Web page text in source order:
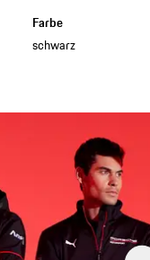
Farbe
schwarz